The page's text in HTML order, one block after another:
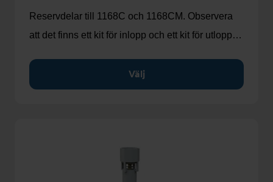
Reservdelar till 1168C och 1168CM. Observera
att det finns ett kit för inlopp och ett kit för utlopp…
Välj